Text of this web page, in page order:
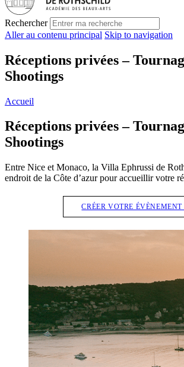
Rechercher
Aller au contenu principal Skip to navigation
Réceptions privées –
Shootings
Accueil
Réceptions privées –
Shootings
Entre Nice et Monaco, la Villa Ephrussi de
endroit de la Côte d’azur pour accueillir votre
CRÉER VOTRE ÉVÈNEMENT